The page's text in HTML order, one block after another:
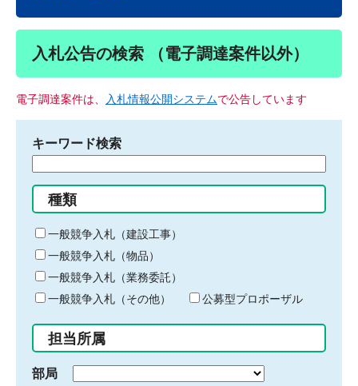
入札公告の検索 （電子調達案件以外）
電子調達案件は、 入札情報公開システムで公告しています
キーワード検索
る
キ
ー
ワ
ー
ド
入
力
種類
一般競争入札（建設工事）
一般競争入札（物品）
一般競争入札（業務委託）
一般競争入札（その他）
公募型プロポーザル
担当所属
部局